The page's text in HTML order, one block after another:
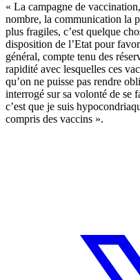
« La campagne de
nombre, la communication la
plus fragiles, c’est quelque
disposition de l’Etat pour
général, compte tenu des
rapidité avec lesquelles ces
qu’on ne puisse pas rendre
interrogé sur sa volonté de se
c’est que je suis
compris des vaccins ».